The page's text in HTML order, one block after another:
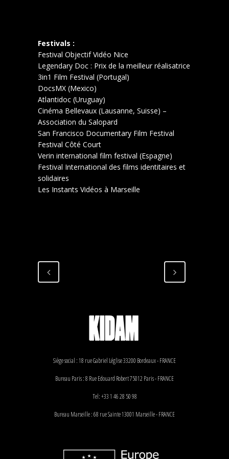
Festivals :
Festival Objectif Vidéo Nice
Legendary Doc : Prix de la meilleur réalisatrice
3in1 Film Festival (Portugal)
DocsMX (Mexico)
Atlantidoc (Uruguay)
Cinéma Bellevaux (Lausanne, Suisse) –
Association du Salopard
San Francisco Documentary Film Festival
Festival Côté Court
Verin international film festival (Espagne)
Festival International des films identitaires et
solidaires
Les Instants Vidéos à Marseille
Siège social : 18 rue Gabriel Léglise 33200 Bordeaux - FRANCE
Bureau Paris : 8 Rue Edouard Robert 75012 Paris - FRANCE
Tel: +33 1 46 28 50 98
Bureau Marseille : 68 rue Sainte 13001 Marseille - FRANCE